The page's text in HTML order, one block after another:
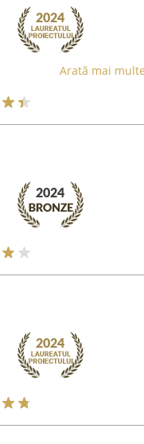
Arată mai